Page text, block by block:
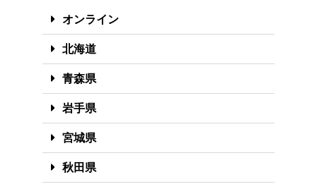
オンライン
北海道
青森県
岩手県
宮城県
秋田県